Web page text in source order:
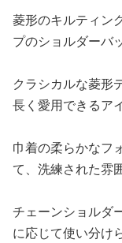
菱形のキルティン
プのショルダーバ
クラシカルな菱形
長く愛用できるア
巾着の柔らかなフ
て、洗練された雰
チェーンショルダ
に応じて使い分け